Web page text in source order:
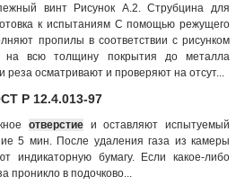
винт Рисунок А.2. Струбцина для
к испытаниям С помощью режущего
пропилы в соответствии с рисунком
на всю толщину покрытия до металла
осматривают и проверяют на отсут...
Р 12.4.013-97
отверстие и оставляют испытуемый
5 мин. После удаления газа из камеры
индикаторную бумагу. Если какое-либо
проникло в подочково...